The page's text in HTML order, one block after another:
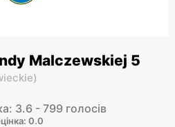
Malczewskiej 5
)
3.6 - 799 голосів
0.0